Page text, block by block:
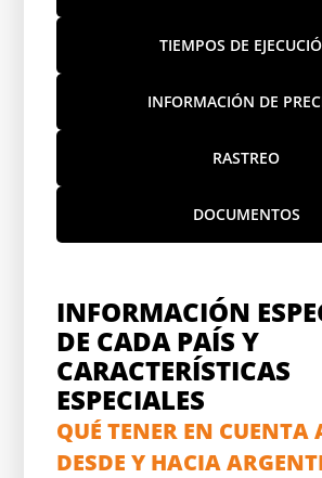
TIEMPOS DE
INFORMACIÓN DE
RASTREO
DOCUMENTOS
INFORMACIÓN
DE CADA PAÍS Y
CARACTERÍSTICAS
ESPECIALES
QUÉ TENER EN
DESDE Y HACIA